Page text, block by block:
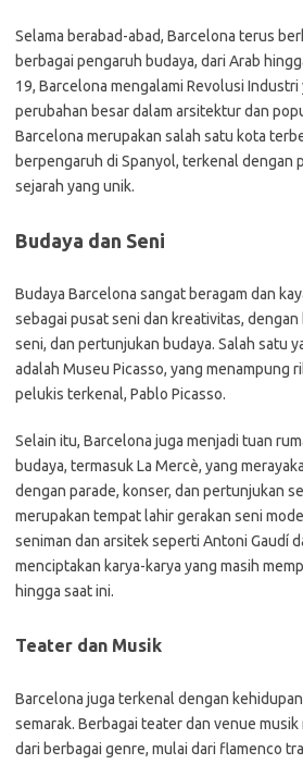
Selama berabad-abad, Barcelona terus
berbagai pengaruh budaya, dari Arab
19, Barcelona mengalami Revolusi Industri
perubahan besar dalam arsitektur dan
Barcelona merupakan salah satu kota
berpengaruh di Spanyol, terkenal dengan
sejarah yang unik.
Budaya dan Seni
Budaya Barcelona sangat beragam dan
sebagai pusat seni dan kreativitas, dengan
seni, dan pertunjukan budaya. Salah satu
adalah Museu Picasso, yang menampung
pelukis terkenal, Pablo Picasso.
Selain itu, Barcelona juga menjadi tuan
budaya, termasuk La Mercè, yang
dengan parade, konser, dan pertunjukan
merupakan tempat lahir gerakan seni
seniman dan arsitek seperti Antoni Gaudí
menciptakan karya-karya yang masih
hingga saat ini.
Teater dan Musik
Barcelona juga terkenal dengan
semarak. Berbagai teater dan venue
dari berbagai genre, mulai dari flamenco